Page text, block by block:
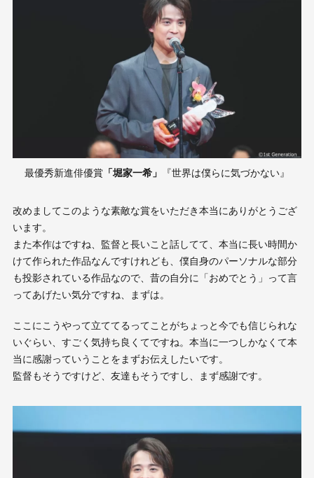
最優秀新進俳優賞 「堀家一希」 『世界は僕らに気づかない』
改めましてこのような素敵な賞をいただき本当にありがとうござ
います。
また本作はですね、監督と長いこと話してて、本当に長い時間か
けて作られた作品なんですけれども、僕自身のパーソナルな部分
も投影されている作品なので、昔の自分に「おめでとう」って言
ってあげたい気分ですね、まずは。
ここにこうやって立ててるってことがちょっと今でも信じられな
いぐらい、すごく気持ち良くてですね。本当に一つしかなくて本
当に感謝っていうことをまずお伝えしたいです。
監督もそうですけど、友達もそうですし、まず感謝です。